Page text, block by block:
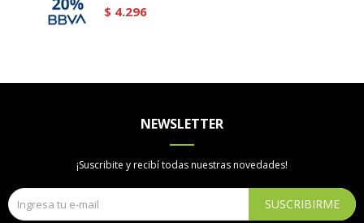
$ 4.296
NEWSLETTER
¡Suscribite y recibí todas nuestras novedades!
SUSCRIBIRME